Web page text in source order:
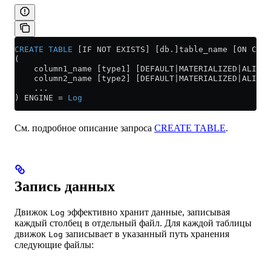
CREATE TABLE [IF NOT EXISTS] [db.]table_name [ON
(
column1_name [type1] [DEFAULT|MATERIALIZED|ALIAS
column2_name [type2] [DEFAULT|MATERIALIZED|ALIAS
    ...
) ENGINE = Log
См. подробное описание запроса CREATE TABLE.
Запись данных
Движок Log эффективно хранит данные, записывая
каждый столбец в отдельный файл. Для каждой таблицы
движок Log записывает в указанный путь хранения
следующие файлы: